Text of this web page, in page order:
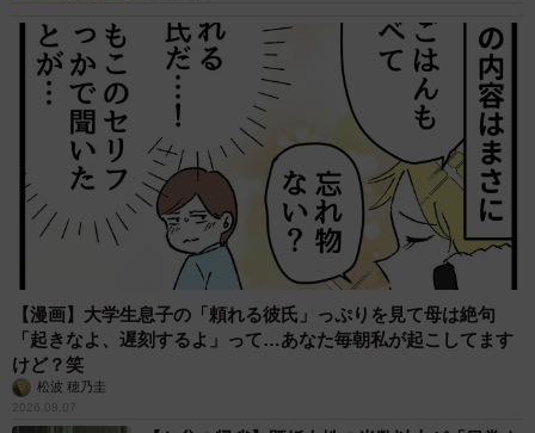
【漫画】大学生息子の「頼れる彼氏」っぷりを見て母は絶句
「起きなよ、遅刻するよ」って…あなた毎朝私が起こしてます
けど？笑
松波 穂乃圭
2026.08.07